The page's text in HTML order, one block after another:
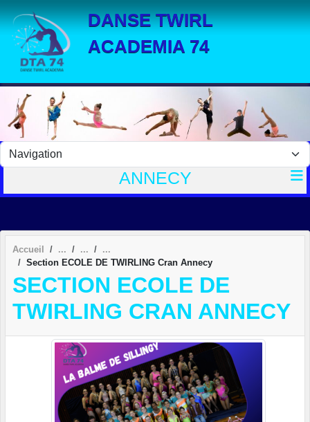
DANSE TWIRL
ACADEMIA 74
ANNECY
Accueil
Section ECOLE DE TWIRLING Cran Annecy
SECTION ECOLE DE
TWIRLING CRAN ANNECY